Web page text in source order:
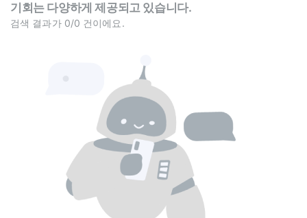
기회는 다양하게 제공되고 있습니다.
검색 결과가 0/0 건이에요.